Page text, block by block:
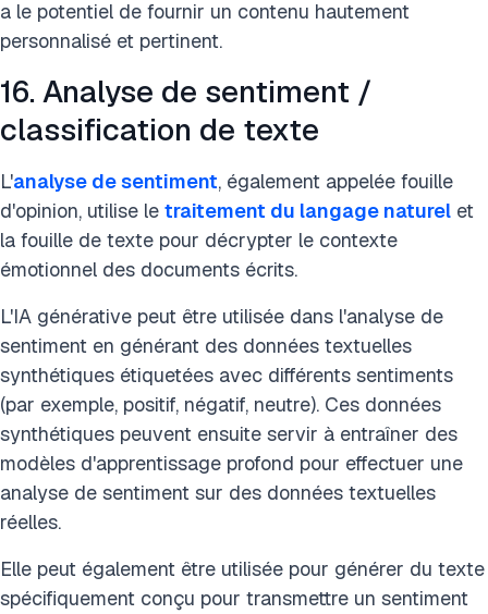
a le potentiel de fournir un contenu hautement
personnalisé et pertinent.
16. Analyse de sentiment /
classification de texte
L'analyse de sentiment, également appelée fouille
d'opinion, utilise le traitement du langage naturel et
la fouille de texte pour décrypter le contexte
émotionnel des documents écrits.
L'IA générative peut être utilisée dans l'analyse de
sentiment en générant des données textuelles
synthétiques étiquetées avec différents sentiments
(par exemple, positif, négatif, neutre). Ces données
synthétiques peuvent ensuite servir à entraîner des
modèles d'apprentissage profond pour effectuer une
analyse de sentiment sur des données textuelles
réelles.
Elle peut également être utilisée pour générer du texte
spécifiquement conçu pour transmettre un sentiment